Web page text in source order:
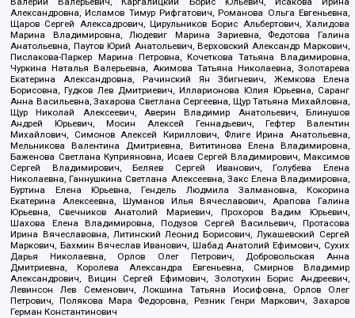
Александровна, Исламов Тимур Рифгатович, Романова Ольга Евгеньевна,
Щаров Сергей Алексадрович, Цирульников Борис Альбертович, Халидова
Марина Владимировна, Людевиг Марина Зариевна, Федотова Галина
Анатольевна, Паутов Юрий Анатольевич, Верховский Александр Маркович,
Пислакова-Паркер Марина Петровна, Кочеткова Татьяна Владимировна,
Чуркина Наталья Валерьевна, Акимова Татьяна Николаевна, Золотарева
Екатерина Александровна, Рачинский Ян Збигневич, Жемкова Елена
Борисовна, Гудков Лев Дмитриевич, Илларионова Юлия Юрьевна, Саранг
Анна Васильевна, Захарова Светлана Сергеевна, Щур Татьяна Михайловна,
Щур Николай Алексеевич, Аверин Владимир Анатольевич, Блинушов
Андрей Юрьевич, Мосин Алексей Геннадьевич, Гефтер Валентин
Михайлович, Симонов Алексей Кириллович, Флиге Ирина Анатольевна,
Мельникова Валентина Дмитриевна, Вититинова Елена Владимировна,
Баженова Светлана Куприяновна, Исаев Сергей Владимирович, Максимов
Сергей Владимирович, Беляев Сергей Иванович, Голубева Елена
Николаевна, Ганнушкина Светлана Алексеевна, Закс Елена Владимировна,
Буртина Елена Юрьевна, Гендель Людмила Залмановна, Кокорина
Екатерина Алексеевна, Шуманов Илья Вячеславович, Арапова Галина
Юрьевна, Свечников Анатолий Мариевич, Прохоров Вадим Юрьевич,
Шахова Елена Владимировна, Подузов Сергей Васильевич, Протасова
Ирина Вячеславовна, Литинский Леонид Борисович, Лукашевский Сергей
Маркович, Бахмин Вячеслав Иванович, Шабад Анатолий Ефимович, Сухих
Дарья Николаевна, Орлов Олег Петрович, Добровольская Анна
Дмитриевна, Королева Александра Евгеньевна, Смирнов Владимир
Александрович, Вицин Сергей Ефимович, Золотухин Борис Андреевич,
Левинсон Лев Семенович, Локшина Татьяна Иосифовна, Орлов Олег
Петрович, Полякова Мара Федоровна, Резник Генри Маркович, Захаров
Герман Константинович